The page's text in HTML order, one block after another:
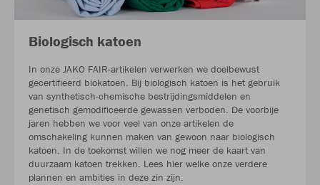
Biologisch katoen
In onze JAKO FAIR-artikelen verwerken we doelbewust
gecertifieerd biokatoen. Bij biologisch katoen is het gebruik
van synthetisch-chemische bestrijdingsmiddelen en
genetisch gemodificeerde gewassen verboden. De voorbije
jaren hebben we voor veel van onze artikelen de
omschakeling kunnen maken van gewoon naar biologisch
katoen. In de toekomst willen we nog meer de kaart van
duurzaam katoen trekken. Lees hier welke onze verdere
plannen en ambities in deze zin zijn.